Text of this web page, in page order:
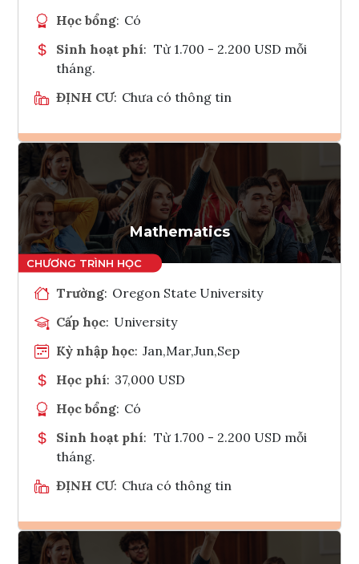
Học bổng: Có
Sinh hoạt phí: Từ 1.700 - 2.200 USD mỗi
tháng.
ĐỊNH CƯ: Chưa có thông tin
Ghi danh
Tham vấn Interlink
Mathematics
Trường: Oregon State University
Cấp học: University
Kỳ nhập học: Jan,Mar,Jun,Sep
Học phí: 37,000 USD
Học bổng: Có
Sinh hoạt phí: Từ 1.700 - 2.200 USD mỗi
tháng.
ĐỊNH CƯ: Chưa có thông tin
Ghi danh